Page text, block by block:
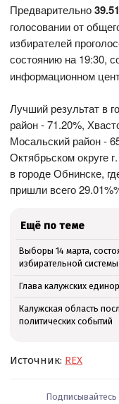
Предварительно
голосовании от
избирателей
состоянию на 19:30,
информационном
Лучший результат в
район - 71.20%,
Мосальский район -
Октябрьском округе
в городе Обнинске,
пришли всего
Ещё по теме
Выборы 14 марта,
избирательной
Глава калужских
Калужская область
политических событий
Источник: REX
Подписывайтесь